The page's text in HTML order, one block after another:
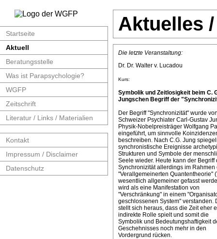
Startseite
Aktuell
Beratungsstelle
Was ist Parapsychologie?
WGFP
Zeitschrift
Literatur / Links / Materialien
Kontakt
Impressum / Disclaimer
Datenschutz
Aktuelles
Die letzte Veranstaltung:
Dr. Dr. Walter v. Lucadou
Kurs:
Symbolik und Zeitlosigkeit beim C.
Jungschen Begriff der
Der Begriff "Synchronizität" wurde
Schweizer Psychiater Carl-Gustav
Physik-Nobelpreisträger Wolfgang
eingeführt, um sinnvolle
beschreiben. Nach C.G. Jung
synchronistische Ereignisse
Strukturen und Symbole der
Seele wieder. Heute kann der Begriff
Synchronizität allerdings im Rahmen
"Verallgemeinerten Quantentheorie"
wesentlich allgemeiner gefasst
wird als eine Manifestation von
"Verschränkung" in einem
geschlossenen System" verstanden.
stellt sich heraus, dass die Zeit eher
indirekte Rolle spielt und somit die
Symbolik und Bedeutungshaftigkeit
Geschehnisses noch mehr in den
Vordergrund rücken.